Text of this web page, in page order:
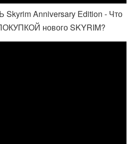
Anniversary Edition - Что
нового SKYRIM?